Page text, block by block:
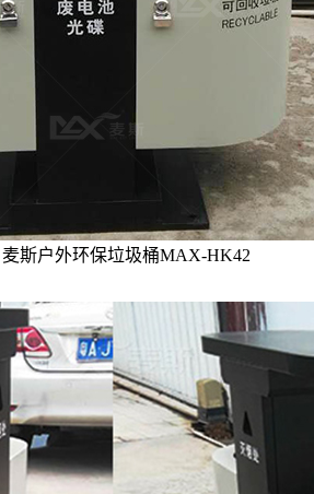
麦斯户外环保垃圾桶MAX-HK42